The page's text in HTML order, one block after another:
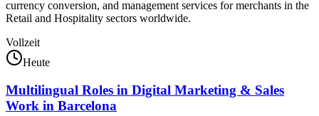
currency conversion, and management services for merchants in the
Retail and Hospitality sectors worldwide.
Vollzeit
Heute
Multilingual Roles in Digital Marketing & Sales
Work in Barcelona